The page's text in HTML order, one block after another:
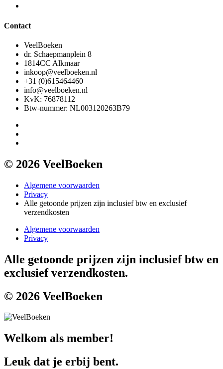
Contact
VeelBoeken
dr. Schaepmanplein 8
1814CC Alkmaar
inkoop@veelboeken.nl
+31 (0)615464460
info@veelboeken.nl
KvK: 76878112
Btw-nummer: NL003120263B79
© 2026 VeelBoeken
Algemene voorwaarden
Privacy
Alle getoonde prijzen zijn inclusief btw en exclusief
verzendkosten
Algemene voorwaarden
Privacy
Alle getoonde prijzen zijn inclusief btw en
exclusief verzendkosten.
© 2026 VeelBoeken
Welkom als member!
Leuk dat je erbij bent.